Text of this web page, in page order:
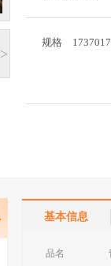
>
规格
基本信息
品名